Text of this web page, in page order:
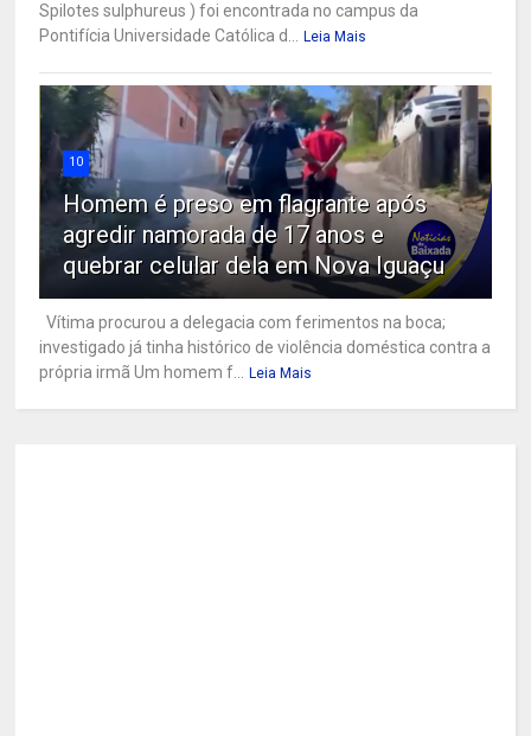
Spilotes sulphureus ) foi encontrada no campus da
Pontifícia Universidade Católica d...
Leia Mais
10
Homem é preso em flagrante após
agredir namorada de 17 anos e
quebrar celular dela em Nova Iguaçu
Vítima procurou a delegacia com ferimentos na boca;
investigado já tinha histórico de violência doméstica contra a
própria irmã Um homem f...
Leia Mais